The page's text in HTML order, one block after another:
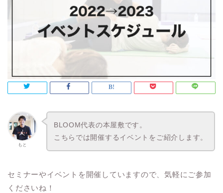
もと
BLOOM代表の本屋敷です。
こちらでは開催するイベントをご紹介します。
セミナーやイベントを開催していますので、気軽にご参加
くださいね！